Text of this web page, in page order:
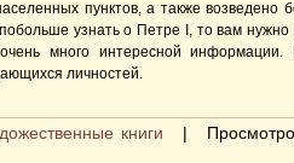
пунктов, а также возведено
узнать о Петре I, то вам нужно
много интересной информации.
личностей.
книги |